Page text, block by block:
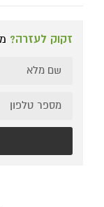
זקוק לעזרה?